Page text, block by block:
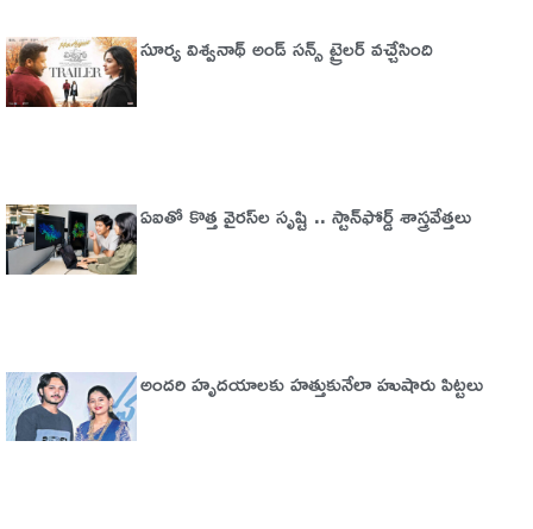
సూర్య విశ్వనాథ్ అండ్ సన్స్ ట్రైలర్ వచ్చేసింది
ఏఐతో కొత్త వైరస్‌ల సృష్టి .. స్టాన్‌ఫోర్డ్‌ శాస్త్రవేత్తలు
అందరి హృదయాలకు హత్తుకునేలా హుషారు పిట్టలు